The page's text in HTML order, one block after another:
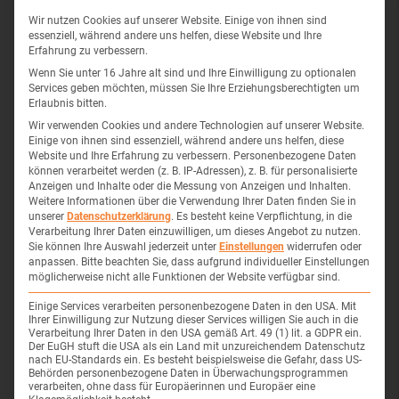
Gleichgewichts- und Koordinationsprobleme
Schnelle Erschöpfbarkeit (Fatigue) – auch
mentale Müdigkeit
Konzentrations- und Gedächtnisprobleme
Sensibilitätsstörungen (Taubheitsgefühl,
Kribbeln)
Schmerzen (muskulär, neuropathisch)
Sehstörungen und Augenermüdung
Blasen- und Darmprobleme
Stimmungsschwankungen und psychische
Belastungen
Wie unterstützt die Ergotherapie
bei MS?
Wir nutzen Cookies auf unserer Website. Einige von ihnen sind
essenziell, während andere uns helfen, diese Website und Ihre
Erfahrung zu verbessern.
Wenn Sie unter 16 Jahre alt sind und Ihre Einwilligung zu optionalen
Services geben möchten, müssen Sie Ihre Erziehungsberechtigten um
Erlaubnis bitten.
Wir verwenden Cookies und andere Technologien auf unserer Website.
Einige von ihnen sind essenziell, während andere uns helfen, diese
Website und Ihre Erfahrung zu verbessern. Personenbezogene Daten
können verarbeitet werden (z. B. IP-Adressen), z. B. für personalisierte
Anzeigen und Inhalte oder die Messung von Anzeigen und Inhalten.
Weitere Informationen über die Verwendung Ihrer Daten finden Sie in
unserer Datenschutzerklärung. Es besteht keine Verpflichtung, in die
Verarbeitung Ihrer Daten einzuwilligen, um dieses Angebot zu nutzen.
Sie können Ihre Auswahl jederzeit unter Einstellungen widerrufen oder
anpassen. Bitte beachten Sie, dass aufgrund individueller Einstellungen
möglicherweise nicht alle Funktionen der Website verfügbar sind.
Einige Services verarbeiten personenbezogene Daten in den USA. Mit
Ihrer Einwilligung zur Nutzung dieser Services willigen Sie auch in die
Verarbeitung Ihrer Daten in den USA gemäß Art. 49 (1) lit. a GDPR ein.
Der EuGH stuft die USA als ein Land mit unzureichendem Datenschutz
nach EU-Standards ein. Es besteht beispielsweise die Gefahr, dass US-
Behörden personenbezogene Daten in Überwachungsprogrammen
verarbeiten, ohne dass für Europäerinnen und Europäer eine